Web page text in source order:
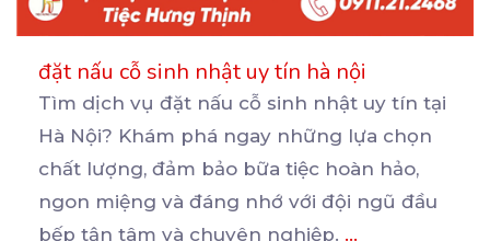
đặt nấu cỗ sinh nhật uy tín hà nội
Tìm dịch vụ đặt nấu cỗ sinh nhật uy tín tại
Hà Nội? Khám phá ngay những lựa chọn
chất lượng, đảm bảo bữa tiệc hoàn hảo,
ngon miệng và đáng nhớ với đội ngũ đầu
bếp tận tâm và chuyên nghiệp. ...